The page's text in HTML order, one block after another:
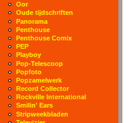
Oor
Oude tijdschriften
Panorama
Penthouse
Penthouse Comix
PEP
Playboy
Pop-Telescoop
Popfoto
Popzamelwerk
Record Collector
Rockville International
Smilin' Ears
Stripweekbladen